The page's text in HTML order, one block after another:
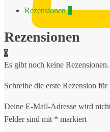
0
MengeRezensionen
Rezensionen
Es gibt noch keine Rezensionen.
Schreibe die erste Rezension
Deine E-Mail-Adresse wird
Felder sind mit * markiert